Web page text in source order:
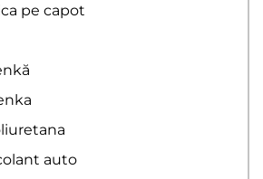
pe capot
auto